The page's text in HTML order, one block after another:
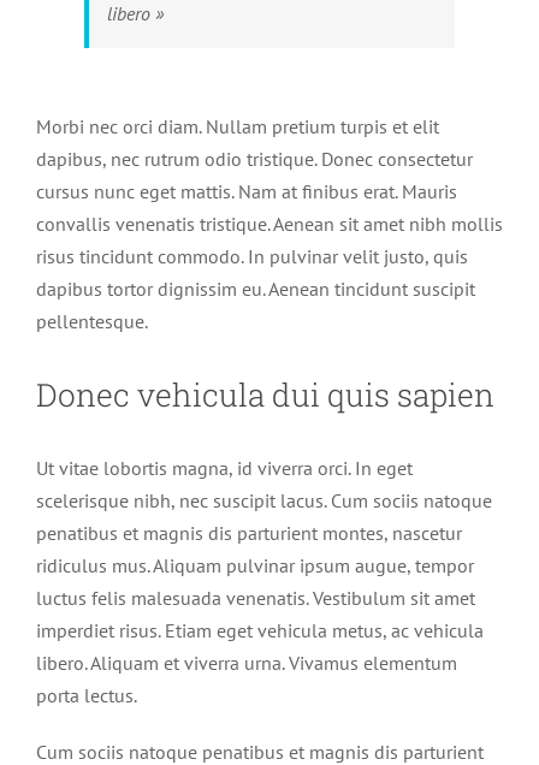
libero »
Morbi nec orci diam. Nullam pretium turpis et elit
dapibus, nec rutrum odio tristique. Donec consectetur
cursus nunc eget mattis. Nam at finibus erat. Mauris
convallis venenatis tristique. Aenean sit amet nibh mollis
risus tincidunt commodo. In pulvinar velit justo, quis
dapibus tortor dignissim eu. Aenean tincidunt suscipit
pellentesque.
Donec vehicula dui quis sapien
Ut vitae lobortis magna, id viverra orci. In eget
scelerisque nibh, nec suscipit lacus. Cum sociis natoque
penatibus et magnis dis parturient montes, nascetur
ridiculus mus. Aliquam pulvinar ipsum augue, tempor
luctus felis malesuada venenatis. Vestibulum sit amet
imperdiet risus. Etiam eget vehicula metus, ac vehicula
libero. Aliquam et viverra urna. Vivamus elementum
porta lectus.
Cum sociis natoque penatibus et magnis dis parturient